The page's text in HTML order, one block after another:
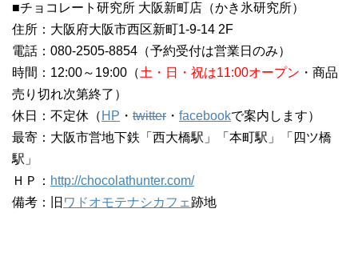
■チョコレート研究所 大阪新町店（かき氷研究所）
住所：大阪府大阪市西区新町1-9-14 2F
電話：080-2505-8854（予約受付は営業日のみ）
時間：12:00～19:00（土・日・祝は11:00オープン ・商品
売り切れ次第終了）
休日：不定休（ HP ・ twitter ・ facebookで案内します）
最寄：大阪市営地下鉄「西大橋駅」「本町駅」「四ツ橋
駅」
ＨＰ： http://chocolathunter.com/
備考：旧 ワドオモテナシカフェ 跡地